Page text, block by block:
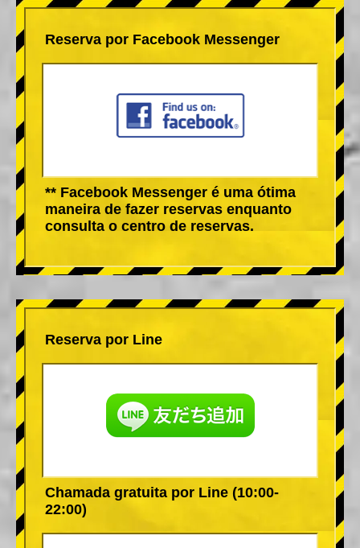
Reserva por Facebook Messenger
** Facebook Messenger é uma ótima
maneira de fazer reservas enquanto
consulta o centro de reservas.
Reserva por Line
Chamada gratuita por Line (10:00-
22:00)